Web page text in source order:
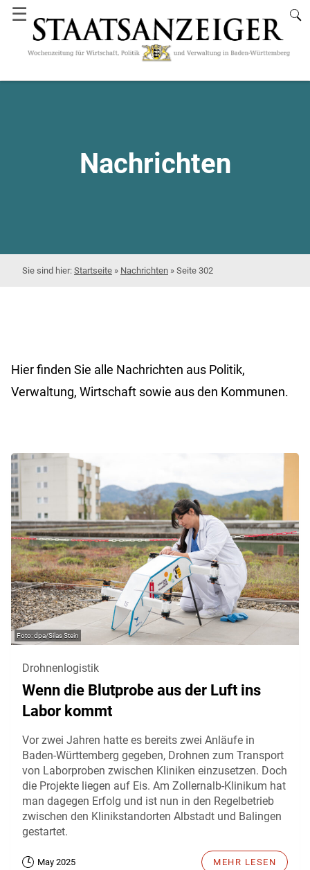
☰
Nachrichten
Startseite » Nachrichten » Seite 302
Hier finden Sie alle Nachrichten aus Politik,
Verwaltung, Wirtschaft sowie aus den Kommunen.
dpa/Silas Stein
Drohnenlogistik
Wenn die Blutprobe aus der Luft ins
Labor kommt
Vor zwei Jahren hatte es bereits zwei Anläufe in
Baden-Württemberg gegeben, Drohnen zum Transport
von Laborproben zwischen Kliniken einzusetzen. Doch
die Projekte liegen auf Eis. Am Zollernalb-Klinikum hat
man dagegen Erfolg und ist nun in den Regelbetrieb
zwischen den Klinikstandorten Albstadt und Balingen
gestartet.
May 2025 MEHR LESEN